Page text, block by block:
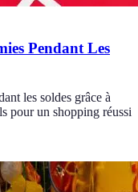
Pendant Les
les soldes grâce à
pour un shopping réussi